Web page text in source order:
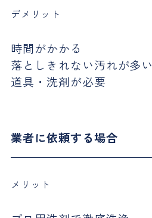
デメリット
時間がかかる
落としきれない汚れが多い
道具・洗剤が必要
業者に依頼する場合
メリット